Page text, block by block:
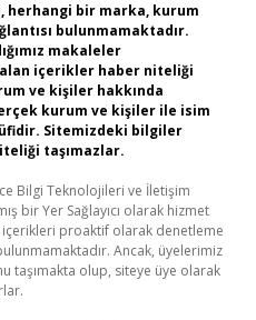
herhangi bir marka, kurum
bulunmamaktadır.
makaleler
içerikler haber niteliği
ve kişiler hakkında
kurum ve kişiler ile isim
Sitemizdeki bilgiler
taşımazlar.
Bilgi Teknolojileri ve İletişim
bir Yer Sağlayıcı olarak hizmet
proaktif olarak denetleme
Ancak, üyelerimiz
taşımakta olup, siteye üye olarak